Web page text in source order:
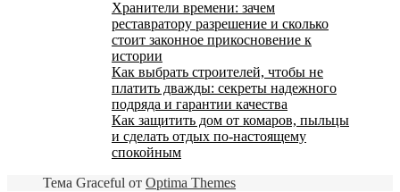
Хранители времени: зачем
реставратору разрешение и сколько
стоит законное прикосновение к
истории
Как выбрать строителей, чтобы не
платить дважды: секреты надежного
подряда и гарантии качества
Как защитить дом от комаров, пыльцы
и сделать отдых по-настоящему
спокойным
Тема Graceful от Optima Themes